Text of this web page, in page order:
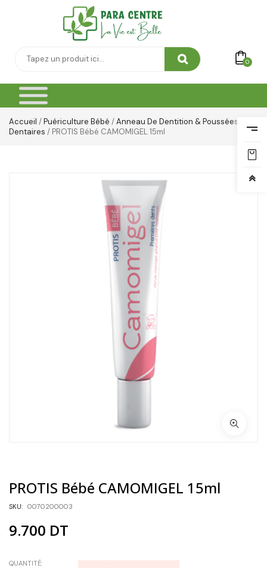
0
Accueil /Puériculture Bébé /Anneau De Dentition & Poussées
Dentaires / PROTIS Bébé CAMOMIGEL 15ml
PROTIS Bébé CAMOMIGEL 15ml
SKU: 0070200003
9.700 DT
QUANTITÉ: